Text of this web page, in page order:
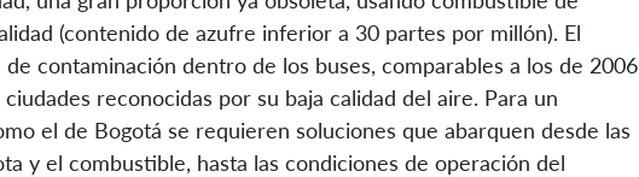
(contenido de azufre inferior a 30 partes por millón). El
contaminación dentro de los buses, comparables a los de 2006
reconocidas por su baja calidad del aire. Para un
el de Bogotá se requieren soluciones que abarquen desde las
y el combustible, hasta las condiciones de operación del